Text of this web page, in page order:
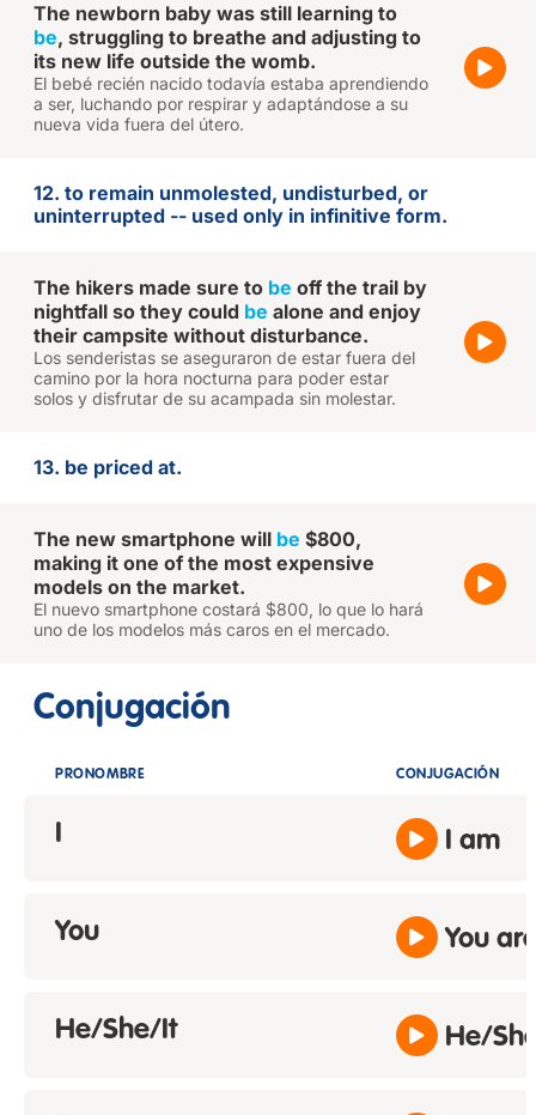
The newborn baby was still learning to
be, struggling to breathe and adjusting to
its new life outside the womb.
El bebé recién nacido todavía estaba aprendiendo
a ser, luchando por respirar y adaptándose a su
nueva vida fuera del útero.
12. to remain unmolested, undisturbed, or
uninterrupted -- used only in infinitive form.
The hikers made sure to be off the trail by
nightfall so they could be alone and enjoy
their campsite without disturbance.
Los senderistas se aseguraron de estar fuera del
camino por la hora nocturna para poder estar
solos y disfrutar de su acampada sin molestar.
13. be priced at.
The new smartphone will be $800,
making it one of the most expensive
models on the market.
El nuevo smartphone costará $800, lo que lo hará
uno de los modelos más caros en el mercado.
Conjugación
PRONOMBRE CONJUGACIÓN
I I am
You You
He/She/It He/